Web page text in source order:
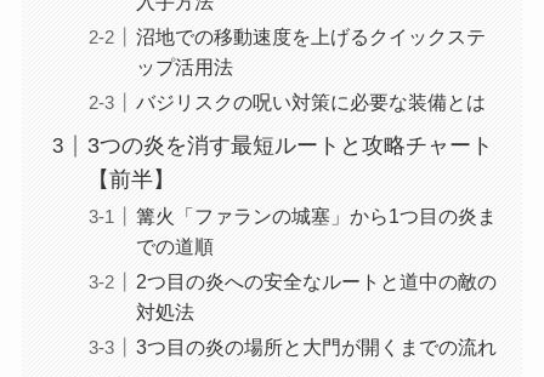
沼地での移動速度を上げるクイックステ
ップ活用法
バジリスクの呪い対策に必要な装備とは
3つの炎を消す最短ルートと攻略チャート
【前半】
篝火「ファランの城塞」から1つ目の炎ま
での道順
2つ目の炎への安全なルートと道中の敵の
対処法
3つ目の炎の場所と大門が開くまでの流れ